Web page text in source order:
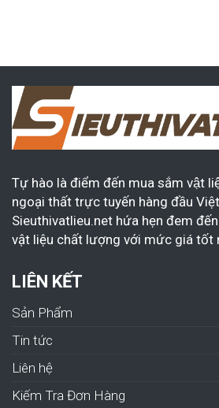
Tự hào là điểm đến mua sắm vật
ngoại thất trực tuyến hàng đầu
Sieuthivatlieu.net hứa hẹn đem
vật liệu chất lượng với mức giá tốt
LIÊN KẾT
Sản Phẩm
Tin tức
Liên hệ
Kiếm Tra Đơn Hàng